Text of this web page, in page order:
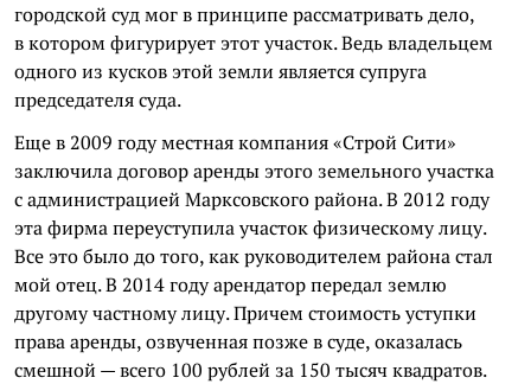
городской суд мог в принципе рассматривать дело,
в котором фигурирует этот участок. Ведь владельцем
одного из кусков этой земли является супруга
председателя суда.
Еще в 2009 году местная компания «Строй Сити»
заключила договор аренды этого земельного участка
с администрацией Марксовского района. В 2012 году
эта фирма переуступила участок физическому лицу.
Все это было до того, как руководителем района стал
мой отец. В 2014 году арендатор передал землю
другому частному лицу. Причем стоимость уступки
права аренды, озвученная позже в суде, оказалась
смешной — всего 100 рублей за 150 тысяч квадратов.